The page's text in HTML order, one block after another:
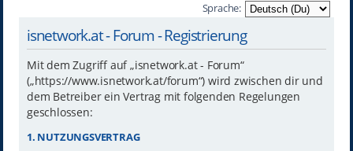
Sprache:
isnetwork.at - Forum - Registrierung
Mit dem Zugriff auf „isnetwork.at - Forum“
(„https://www.isnetwork.at/forum“) wird zwischen dir und
dem Betreiber ein Vertrag mit folgenden Regelungen
geschlossen:
1. NUTZUNGSVERTRAG